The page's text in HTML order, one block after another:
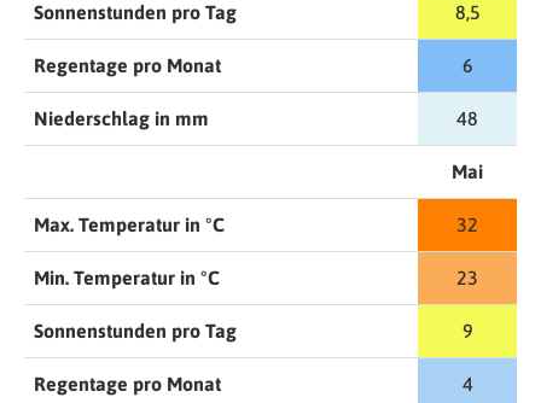
Sonnenstunden pro Tag 8,5
Regentage pro Monat 6
Niederschlag in mm 48
Mai
Max. Temperatur in °C 32
Min. Temperatur in °C 23
Sonnenstunden pro Tag 9
Regentage pro Monat 4